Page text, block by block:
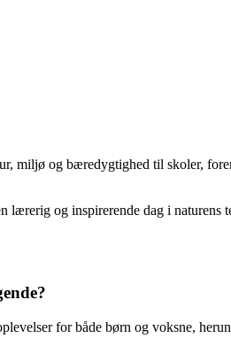
miljø og bæredygtighed til skoler,
lærerig og inspirerende dag i
for både børn og voksne,